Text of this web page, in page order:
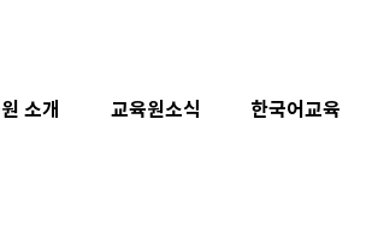
소개 교육원소식 한국어교육